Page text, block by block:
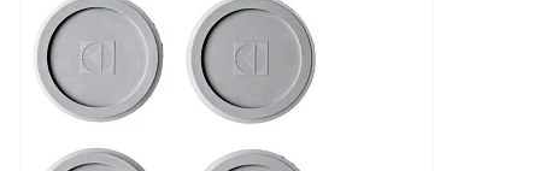
аккуратно стирала белье, а затем сушилка превратила его
в идеально чистое и свежее. И все это без моего участия!
Мне особенно нравится функция отложенного старта. Я
могу загрузить белье вечером, установить таймер, и к
тихая, что не мешает мне спать. Еще одно преимущество -